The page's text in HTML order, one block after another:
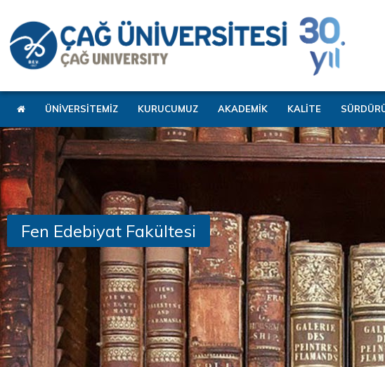
ÜNİVERSİTEMİZ KURUCUMUZ AKADEMİK KALİTE
Fen Edebiyat Fakültesi